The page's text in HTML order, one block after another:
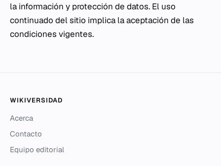
la información y protección de datos. El uso
continuado del sitio implica la aceptación de las
condiciones vigentes.
WIKIVERSIDAD
Acerca
Contacto
Equipo editorial